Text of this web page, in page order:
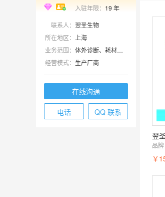
入驻年限： 19 年
联系人： 翌圣生物
所在地区：
上海
业务范围：
体外诊断、耗材、技术服务、抗体、ELISA 试剂盒、细胞库 / 细胞培养、试剂
经营模式： 生产厂商
在线沟通
电话 QQ 联系
品牌
￥